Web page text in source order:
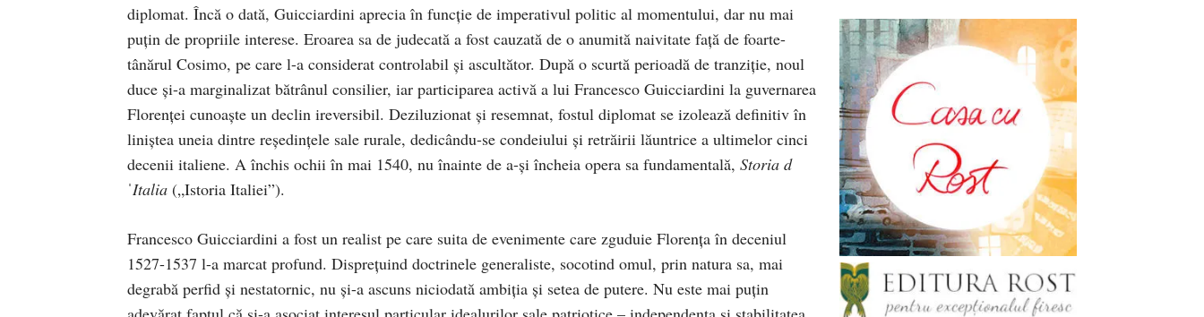
diplomat. Încă o dată, Guicciardini aprecia în funcție de imperativul politic al momentului, dar nu mai
puțin de propriile interese. Eroarea sa de judecată a fost cauzată de o anumită naivitate față de foarte-
tânărul Cosimo, pe care l-a considerat controlabil și ascultător. După o scurtă perioadă de tranziție, noul
duce și-a marginalizat bătrânul consilier, iar participarea activă a lui Francesco Guicciardini la guvernarea
Florenței cunoaște un declin ireversibil. Deziluzionat și resemnat, fostul diplomat se izolează definitiv în
liniștea uneia dintre reședințele sale rurale, dedicându-se condeiului și retrăirii lăuntrice a ultimelor cinci
decenii italiene. A închis ochii în mai 1540, nu înainte de a-și încheia opera sa fundamentală, Storia d
ˈItalia („Istoria Italiei”).
Francesco Guicciardini a fost un realist pe care suita de evenimente care zguduie Florența în deceniul
1527-1537 l-a marcat profund. Disprețuind doctrinele generaliste, socotind omul, prin natura sa, mai
degrabă perfid și nestatornic, nu și-a ascuns niciodată ambiția și setea de putere. Nu este mai puțin